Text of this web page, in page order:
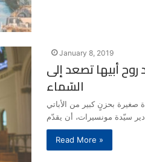
January 8, 2019
أبيها تصعد إلى
السّماء
طلبت فتاة صغيرة بحزنٍ كبير من الأباتي
Read More »